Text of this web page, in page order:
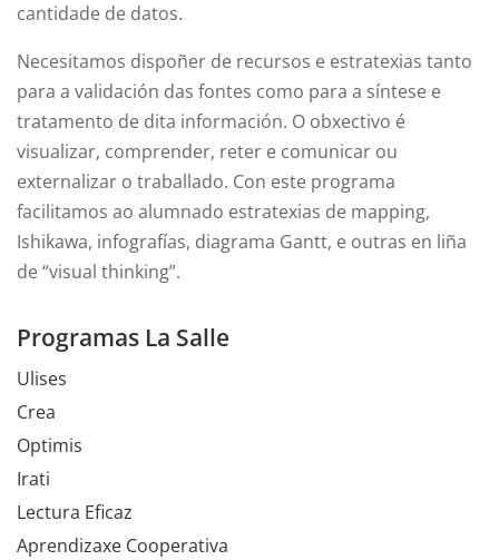
cantidade de datos.
Necesitamos dispoñer de recursos e estratexias tanto
para a validación das fontes como para a síntese e
tratamento de dita información. O obxectivo é
visualizar, comprender, reter e comunicar ou
externalizar o traballado. Con este programa
facilitamos ao alumnado estratexias de mapping,
Ishikawa, infografías, diagrama Gantt, e outras en liña
de “visual thinking”.
Programas La Salle
Ulises
Crea
Optimis
Irati
Lectura Eficaz
Aprendizaxe Cooperativa